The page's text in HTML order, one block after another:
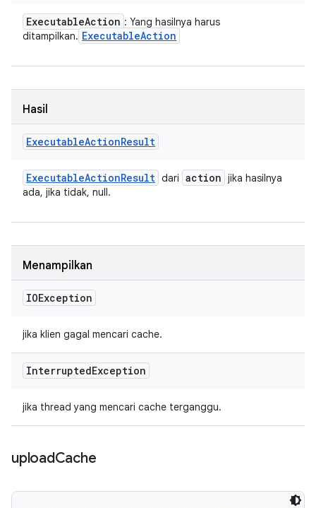
ExecutableAction : Yang hasilnya harus
ditampilkan. ExecutableAction
Hasil
ExecutableActionResult
ExecutableActionResult dari action jika hasilnya
ada, jika tidak, null.
Menampilkan
IOException
jika klien gagal mencari cache.
InterruptedException
jika thread yang mencari cache terganggu.
uploadCache